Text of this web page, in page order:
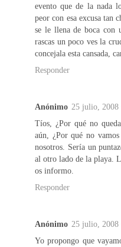
evento que de la nada
peor con esa excusa tan
se le llena de boca con
rascas un poco ves la
concejala esta cansada,
Responder
Anónimo 25 julio, 2008
Tíos, ¿Por qué no
aún, ¿Por qué no
nosotros. Sería un
al otro lado de la playa.
os informo.
Responder
Anónimo 25 julio, 2008
Yo propongo que